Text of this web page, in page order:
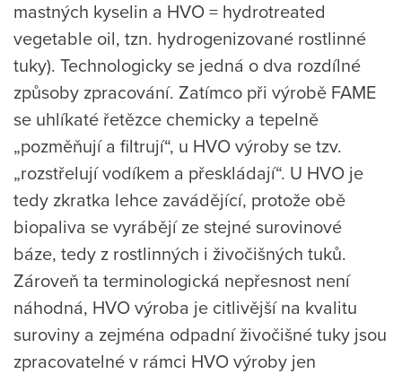
mastných kyselin a HVO = hydrotreated
vegetable oil, tzn. hydrogenizované rostlinné
tuky). Technologicky se jedná o dva rozdílné
způsoby zpracování. Zatímco při výrobě FAME
se uhlíkaté řetězce chemicky a tepelně
„pozměňují a filtrují“, u HVO výroby se tzv.
„rozstřelují vodíkem a přeskládají“. U HVO je
tedy zkratka lehce zavádějící, protože obě
biopaliva se vyrábějí ze stejné surovinové
báze, tedy z rostlinných i živočišných tuků.
Zároveň ta terminologická nepřesnost není
náhodná, HVO výroba je citlivější na kvalitu
suroviny a zejména odpadní živočišné tuky jsou
zpracovatelné v rámci HVO výroby jen